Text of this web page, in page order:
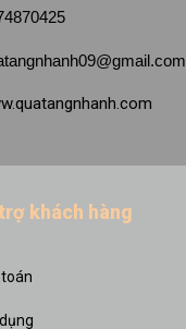
khách hàng